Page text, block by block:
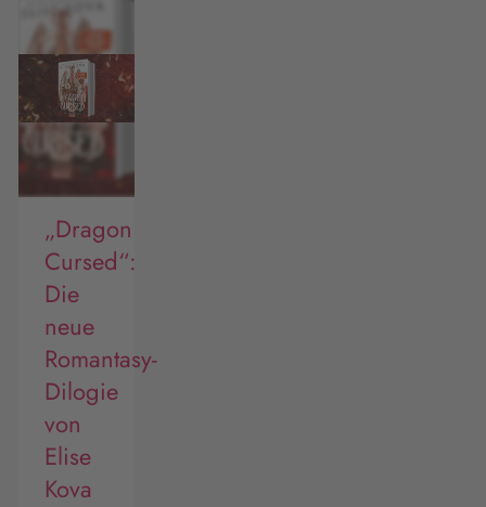
„Dragon
Cursed“:
Die
neue
Romantasy-
Dilogie
von
Elise
Kova